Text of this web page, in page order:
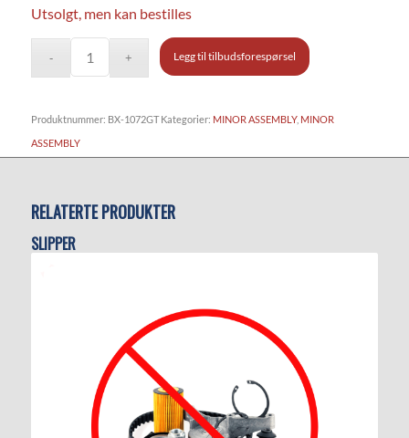
Utsolgt, men kan bestilles
Legg til tilbudsforespørsel
Produktnummer: BX-1072GT Kategorier: MINOR ASSEMBLY, MINOR
ASSEMBLY
RELATERTE PRODUKTER
SLIPPER